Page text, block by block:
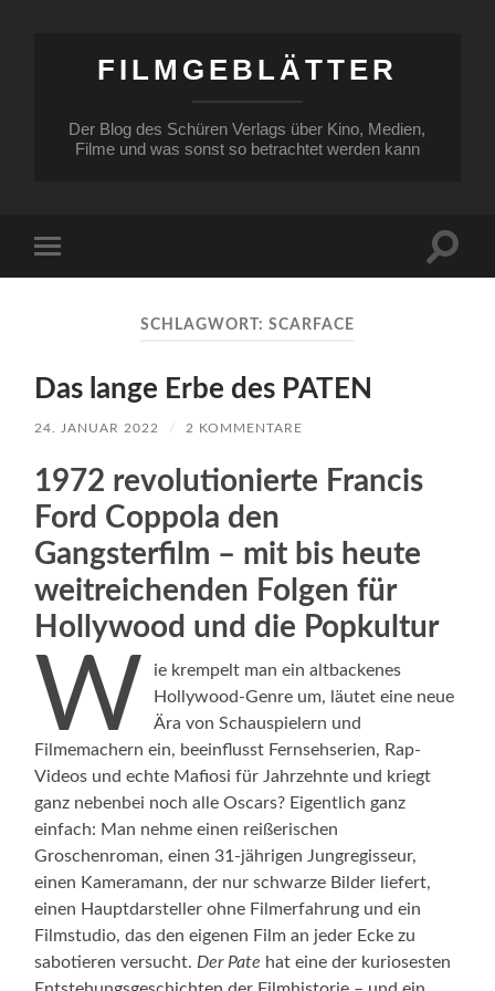
FILMGEBLÄTTER
Der Blog des Schüren Verlags über Kino, Medien,
Filme und was sonst so betrachtet werden kann
Menü
SCHLAGWORT: SCARFACE
Das lange Erbe des PATEN
24. JANUAR 2022 / 2 KOMMENTARE
1972 revolutionierte Francis
Ford Coppola den
Gangsterfilm – mit bis heute
weitreichenden Folgen für
Hollywood und die Popkultur
W
ie krempelt man ein altbackenes
Hollywood-Genre um, läutet eine neue
Ära von Schauspielern und
Filmemachern ein, beeinflusst Fernsehserien, Rap-
Videos und echte Mafiosi für Jahrzehnte und kriegt
ganz nebenbei noch alle Oscars? Eigentlich ganz
einfach: Man nehme einen reißerischen
Groschenroman, einen 31-jährigen Jungregisseur,
einen Kameramann, der nur schwarze Bilder liefert,
einen Hauptdarsteller ohne Filmerfahrung und ein
Filmstudio, das den eigenen Film an jeder Ecke zu
sabotieren versucht.Der Pate hat eine der kuriosesten